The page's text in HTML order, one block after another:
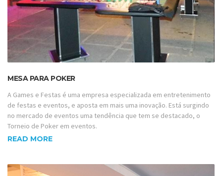
MESA PARA POKER
A Games e Festas é uma empresa especializada em entretenimento
de festas e eventos, e aposta em mais uma inovação. Está surgindo
no mercado de eventos uma tendência que tem se destacado, o
Torneio de Poker em eventos.
READ MORE